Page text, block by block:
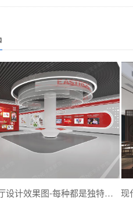
多风格现代展厅设计效果图-每种都是独特的设计风格-深圳文丰装饰